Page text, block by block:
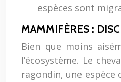
espèces sont
MAMMIFÈRES :
Bien que moins
l’écosystème. Le
ragondin, une